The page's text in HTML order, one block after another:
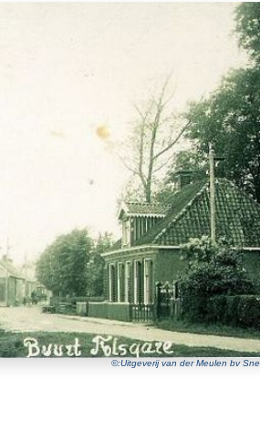
©:Uitgeverij van der Meulen bv